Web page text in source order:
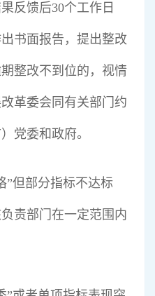
反馈后30个工作日
书面报告，提出整改
整改不到位的，视情
革委会同有关部门约
党委和政府。
”但部分指标不达标
责部门在一定范围内